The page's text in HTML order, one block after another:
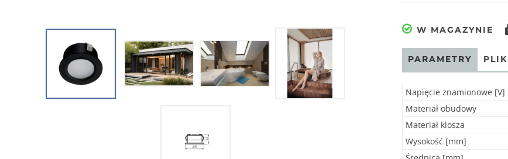
W MAGAZYNIE
PARAMETRY PLIKI
Napięcie znamionowe [V]
Materiał obudowy
Materiał klosza
Wysokość [mm]